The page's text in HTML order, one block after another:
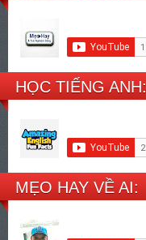
HỌC TIẾNG ANH:
MẸO HAY VỀ AI: